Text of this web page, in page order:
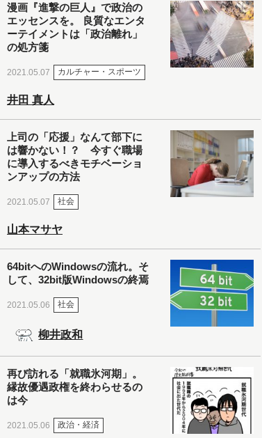
漫画『進撃の巨人』で政治の
エッセンスを。 良質なエンタ
ーテイメントは「政治離れ」
の処方箋
2021.05.07 カルチャー・スポーツ
井田 真人
上司の「応援」なんて部下に
は響かない！？ 今すぐ職場
に導入するべきモチベーショ
ンアップの方法
2021.05.07 社会
山本マサヤ
64bitへのWindowsの流れ。そ
して、32bit版Windowsの終焉
2021.05.06 社会
柳井政和
再び訪れる「就職氷河期」。
縁故優遇政権を終わらせるの
は今
2021.05.06 政治・経済